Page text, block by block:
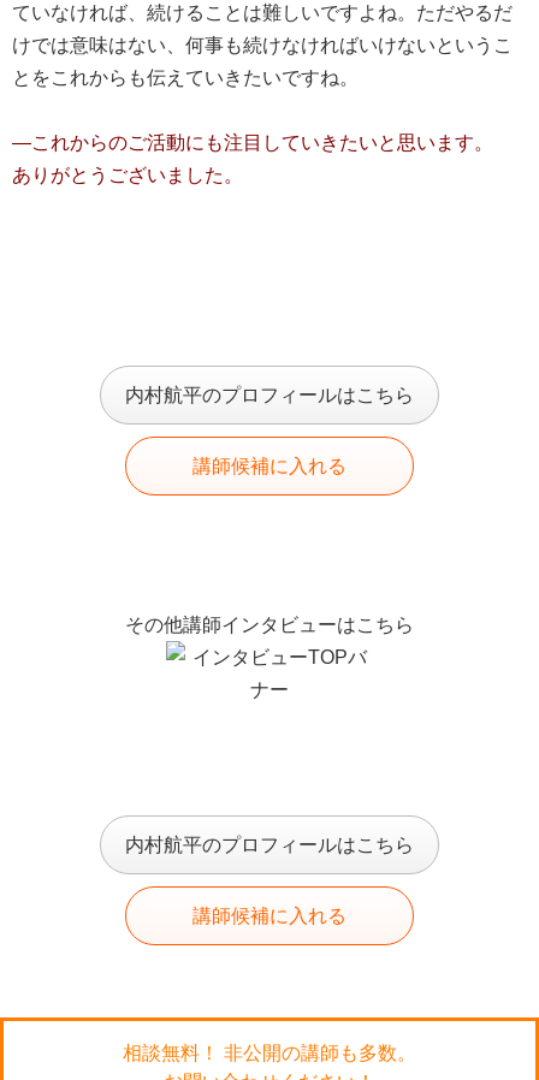
ていなければ、続けることは難しいですよね。ただやるだ
けでは意味はない、何事も続けなければいけないというこ
とをこれからも伝えていきたいですね。
―これからのご活動にも注目していきたいと思います。
ありがとうございました。
内村航平のプロフィールはこちら
講師候補に入れる
その他講師インタビューはこちら
内村航平のプロフィールはこちら
講師候補に入れる
相談無料！ 非公開の講師も多数。